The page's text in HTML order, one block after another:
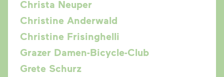
Christa Neuper
Christine Anderwald
Christine Frisinghelli
Grazer Damen-Bicycle-Club
Grete Schurz